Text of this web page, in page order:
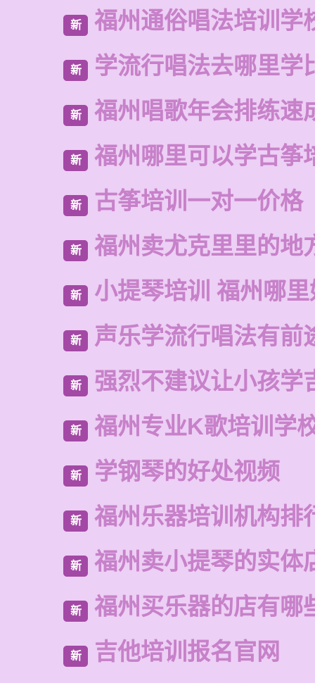
新 福州通俗唱法培训学
新 学流行唱法去哪里学
新 福州唱歌年会排练速
新 福州哪里可以学古筝
新 古筝培训一对一价格
新 福州卖尤克里里的地
新 小提琴培训 福州哪
新 声乐学流行唱法有前
新 强烈不建议让小孩学
新 福州专业K歌培训学
新 学钢琴的好处视频
新 福州乐器培训机构排
新 福州卖小提琴的实体
新 福州买乐器的店有哪
新 吉他培训报名官网